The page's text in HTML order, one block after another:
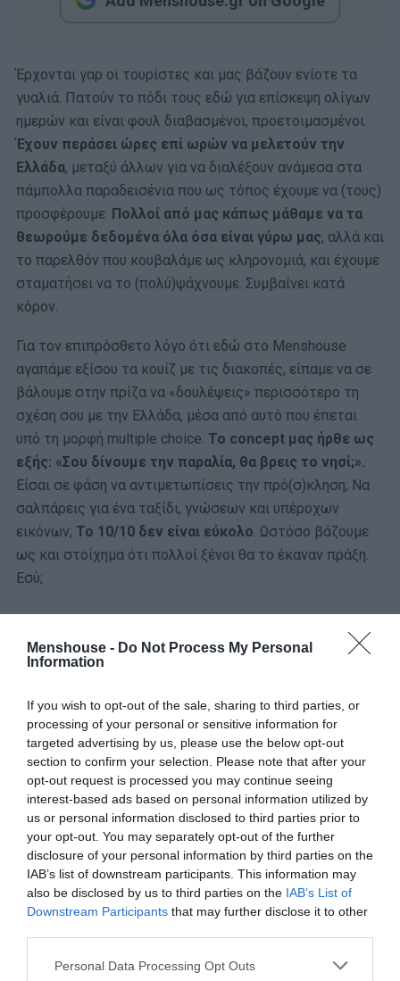
Menshouse - Do Not Process My Personal
Information
If you wish to opt-out of the sale, sharing to third parties, or
processing of your personal or sensitive information for
targeted advertising by us, please use the below opt-out
section to confirm your selection. Please note that after your
opt-out request is processed you may continue seeing
interest-based ads based on personal information utilized by
us or personal information disclosed to third parties prior to
your opt-out. You may separately opt-out of the further
disclosure of your personal information by third parties on the
IAB’s list of downstream participants. This information may
also be disclosed by us to third parties on the IAB’s List of
Downstream Participants that may further disclose it to other
Personal Data Processing Opt Outs
Έρχονται γαρ οι τουρίστες και μας βάζουν ενίοτε τα
γυαλιά. Πατούν το πόδι τους εδώ για επίσκεψη ολίγων
ημερών και είναι φουλ διαβασμένοι, προετοιμασμένοι.
Έχουν περάσει ώρες επί ωρών να μελετούν την
Ελλάδα, μεταξύ άλλων για να διαλέξουν ανάμεσα στα
πάμπολλα παραδεισένια που ως τόπος έχουμε να (τους)
προσφέρουμε. Πολλοί από μας κάπως μάθαμε να τα
θεωρούμε δεδομένα όλα όσα είναι γύρω μας, αλλά και
το παρελθόν που κουβαλάμε ως κληρονομιά, και έχουμε
σταματήσει να το (πολύ)ψάχνουμε. Συμβαίνει κατά
κόρον.
Για τον επιπρόσθετο λόγο ότι εδώ στο Menshouse
αγαπάμε εξίσου τα κουίζ με τις διακοπές, είπαμε να σε
βάλουμε στην πρίζα να «δουλέψεις» περισσότερο τη
σχέση σου με την Ελλάδα, μέσα από αυτό που έπεται
υπό τη μορφή multiple choice. Το concept μας ήρθε ως
εξής: «Σου δίνουμε την παραλία, θα βρεις το νησί;».
Είσαι σε φάση να αντιμετωπίσεις την πρό(σ)κληση; Να
σαλπάρεις για ένα ταξίδι, γνώσεων και υπέροχων
εικόνων; Το 10/10 δεν είναι εύκολο. Ωστόσο βάζουμε
ως και στοίχημα ότι πολλοί ξένοι θα το έκαναν πράξη.
Εσύ;
Σε αυτό το νησί και συγκεκριμένα στην παραλία
μετά το «άκυρο» για την Ακρόπολη, για τα